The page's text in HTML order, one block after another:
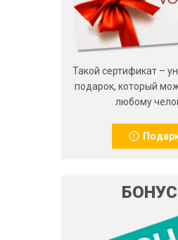
Такой сертификат –
подарок, который
любому